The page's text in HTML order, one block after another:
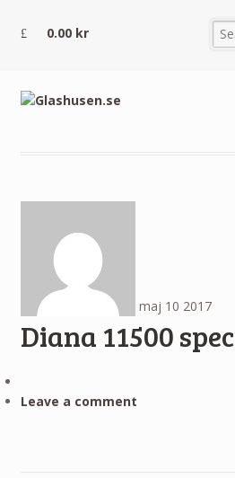
0.00 kr
maj 10 2017
Diana 11500 spec
Leave a comment